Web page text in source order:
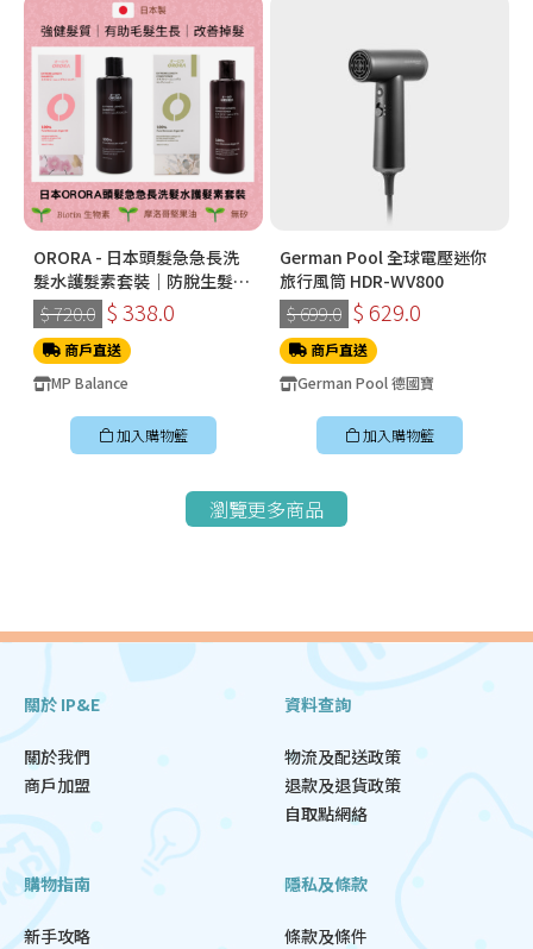
ORORA - 日本頭髮急急長洗
髮水護髮素套裝｜防脫生髮之
選$ 720.0 $ 338.0
商戶直送
MP Balance
加入購物籃
German Pool 全球電壓迷你
旅行風筒 HDR-WV800
$ 699.0 $ 629.0
商戶直送
German Pool 德國寶
加入購物籃
瀏覽更多商品
關於 IP&E
關於我們
商戶加盟
資料查詢
物流及配送政策
退款及退貨政策
自取點網絡
購物指南
新手攻略
隱私及條款
條款及條件